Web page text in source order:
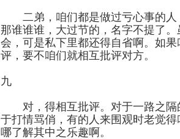
二弟，咱们都是做过亏心事的人
那谁谁谁，大过节的，名字不提了
会，可是私下里都还得自省啊。如
评，要不咱们就相互批评对方。
九
对，得相互批评。对于一路之隔
于打情骂俏，有的人来围观时老觉
哪了解其中之乐趣啊。